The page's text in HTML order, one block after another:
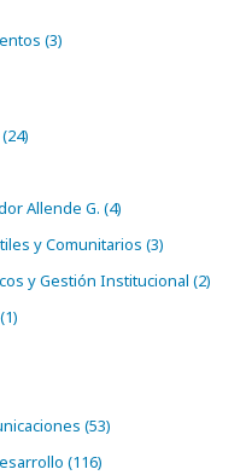
(3)
Allende G. (4)
y Comunitarios (3)
y Gestión Institucional (2)
(53)
(116)